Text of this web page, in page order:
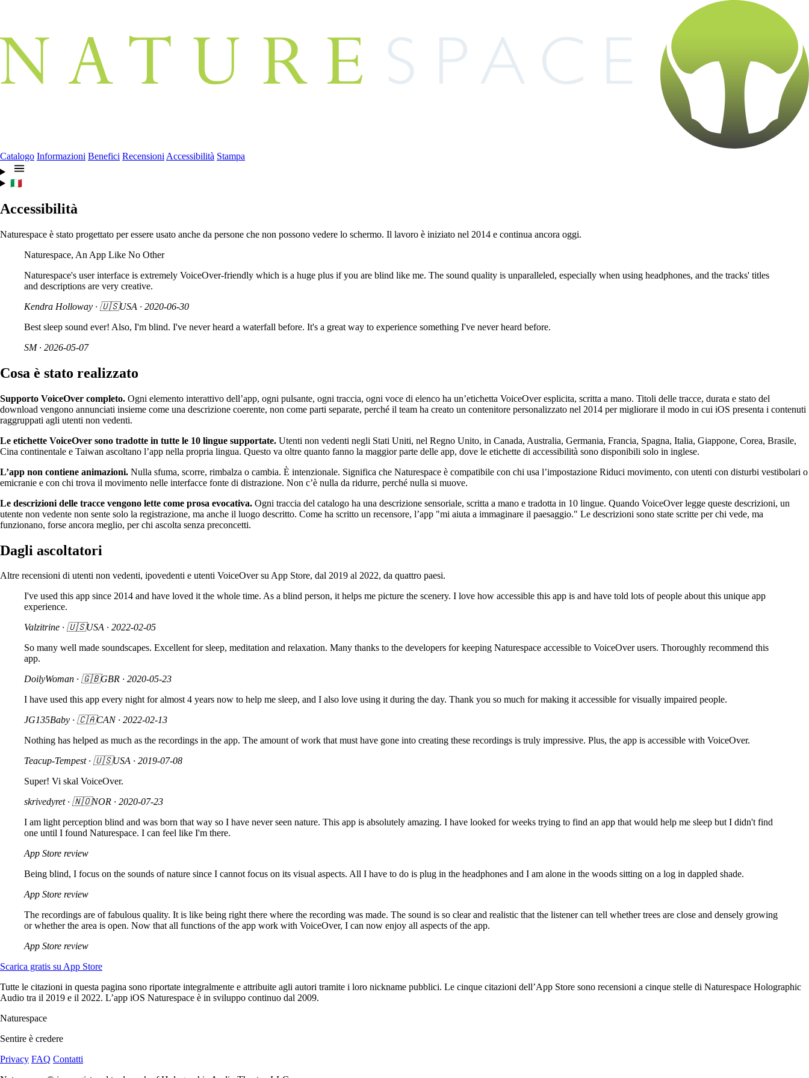
Catalogo Informazioni Benefici Recensioni Accessibilità Stampa
🇮🇹
Accessibilità
Naturespace è stato progettato per essere usato anche da persone che non possono vedere lo schermo. Il lavoro è iniziato nel 2014 e continua ancora oggi.
Naturespace, An App Like No Other
Naturespace's user interface is extremely VoiceOver-friendly which is a huge plus if you are blind like me. The sound quality is unparalleled, especially when using headphones, and the tracks' titles
and descriptions are very creative.
Kendra Holloway · 🇺🇸USA · 2020-06-30
Best sleep sound ever! Also, I'm blind. I've never heard a waterfall before. It's a great way to experience something I've never heard before.
SM · 2026-05-07
Cosa è stato realizzato
Supporto VoiceOver completo. Ogni elemento interattivo dell’app, ogni pulsante, ogni traccia, ogni voce di elenco ha un’etichetta VoiceOver esplicita, scritta a mano. Titoli delle tracce, durata e stato del
download vengono annunciati insieme come una descrizione coerente, non come parti separate, perché il team ha creato un contenitore personalizzato nel 2014 per migliorare il modo in cui iOS presenta i contenuti
raggruppati agli utenti non vedenti.
Le etichette VoiceOver sono tradotte in tutte le 10 lingue supportate. Utenti non vedenti negli Stati Uniti, nel Regno Unito, in Canada, Australia, Germania, Francia, Spagna, Italia, Giappone, Corea, Brasile,
Cina continentale e Taiwan ascoltano l’app nella propria lingua. Questo va oltre quanto fanno la maggior parte delle app, dove le etichette di accessibilità sono disponibili solo in inglese.
L’app non contiene animazioni. Nulla sfuma, scorre, rimbalza o cambia. È intenzionale. Significa che Naturespace è compatibile con chi usa l’impostazione Riduci movimento, con utenti con disturbi vestibolari o
emicranie e con chi trova il movimento nelle interfacce fonte di distrazione. Non c’è nulla da ridurre, perché nulla si muove.
Le descrizioni delle tracce vengono lette come prosa evocativa. Ogni traccia del catalogo ha una descrizione sensoriale, scritta a mano e tradotta in 10 lingue. Quando VoiceOver legge queste descrizioni, un
utente non vedente non sente solo la registrazione, ma anche il luogo descritto. Come ha scritto un recensore, l’app "mi aiuta a immaginare il paesaggio." Le descrizioni sono state scritte per chi vede, ma
funzionano, forse ancora meglio, per chi ascolta senza preconcetti.
Dagli ascoltatori
Altre recensioni di utenti non vedenti, ipovedenti e utenti VoiceOver su App Store, dal 2019 al 2022, da quattro paesi.
I've used this app since 2014 and have loved it the whole time. As a blind person, it helps me picture the scenery. I love how accessible this app is and have told lots of people about this unique app
experience.
Valzitrine · 🇺🇸USA · 2022-02-05
So many well made soundscapes. Excellent for sleep, meditation and relaxation. Many thanks to the developers for keeping Naturespace accessible to VoiceOver users. Thoroughly recommend this
app.
DoilyWoman · 🇬🇧GBR · 2020-05-23
I have used this app every night for almost 4 years now to help me sleep, and I also love using it during the day. Thank you so much for making it accessible for visually impaired people.
JG135Baby · 🇨🇦CAN · 2022-02-13
Nothing has helped as much as the recordings in the app. The amount of work that must have gone into creating these recordings is truly impressive. Plus, the app is accessible with VoiceOver.
Teacup-Tempest · 🇺🇸USA · 2019-07-08
Super! Vi skal VoiceOver.
skrivedyret · 🇳🇴NOR · 2020-07-23
I am light perception blind and was born that way so I have never seen nature. This app is absolutely amazing. I have looked for weeks trying to find an app that would help me sleep but I didn't find
one until I found Naturespace. I can feel like I'm there.
App Store review
Being blind, I focus on the sounds of nature since I cannot focus on its visual aspects. All I have to do is plug in the headphones and I am alone in the woods sitting on a log in dappled shade.
App Store review
The recordings are of fabulous quality. It is like being right there where the recording was made. The sound is so clear and realistic that the listener can tell whether trees are close and densely growing
or whether the area is open. Now that all functions of the app work with VoiceOver, I can now enjoy all aspects of the app.
App Store review
Scarica gratis su App Store
Tutte le citazioni in questa pagina sono riportate integralmente e attribuite agli autori tramite i loro nickname pubblici. Le cinque citazioni dell’App Store sono recensioni a cinque stelle di Naturespace Holographic
Audio tra il 2019 e il 2022. L’app iOS Naturespace è in sviluppo continuo dal 2009.
Naturespace
Sentire è credere
Privacy FAQ Contatti